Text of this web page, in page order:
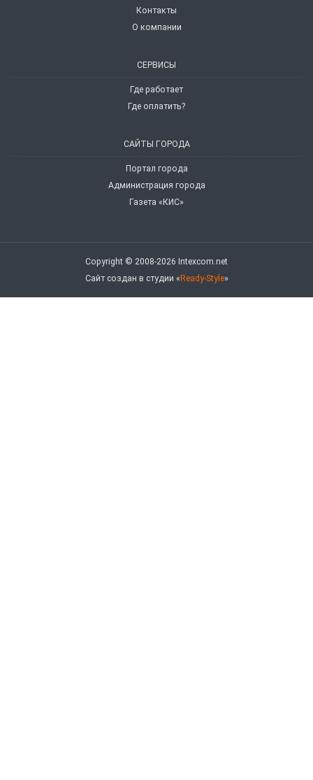
Контакты
О компании
СЕРВИСЫ
Где работает
Где оплатить?
САЙТЫ ГОРОДА
Портал города
Администрация города
Газета «КИС»
Copyright © 2008-2026 Intexcom.net
Сайт создан в студии «Ready-Style»